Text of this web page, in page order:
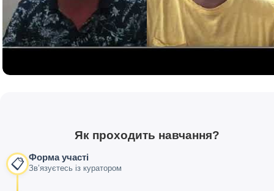
Як проходить навчання?
📋 Форма участі
Зв’язуєтесь із куратором